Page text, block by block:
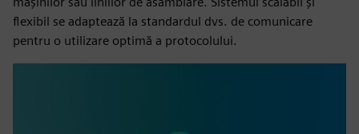
flexibil se adaptează la standardul dvs. de comunicare
pentru o utilizare optimă a protocolului.